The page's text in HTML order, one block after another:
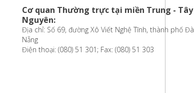
Cơ quan Thường trực tại miền Trung - Tây
Nguyên:
Địa chỉ: Số 69, đường Xô Viết Nghệ Tĩnh, thành phố Đà
Nẵng
Điện thoại: (080) 51 301; Fax: (080) 51 303